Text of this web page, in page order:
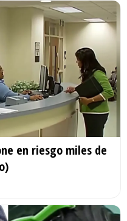
en riesgo miles de